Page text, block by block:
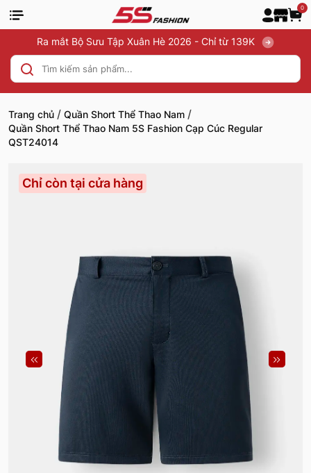
0
Ra mắt Bộ Sưu Tập Xuân Hè 2026 - Chỉ từ 139K
Trang chủ / Quần Short Thể Thao Nam /
Quần Short Thể Thao Nam 5S Fashion Cạp Cúc Regular
QST24014
Chỉ còn tại cửa hàng